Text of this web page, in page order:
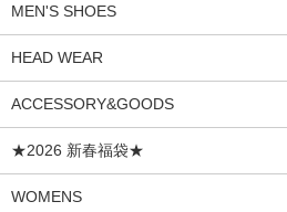
MEN'S SHOES
HEAD WEAR
ACCESSORY&GOODS
★2026 新春福袋★
WOMENS